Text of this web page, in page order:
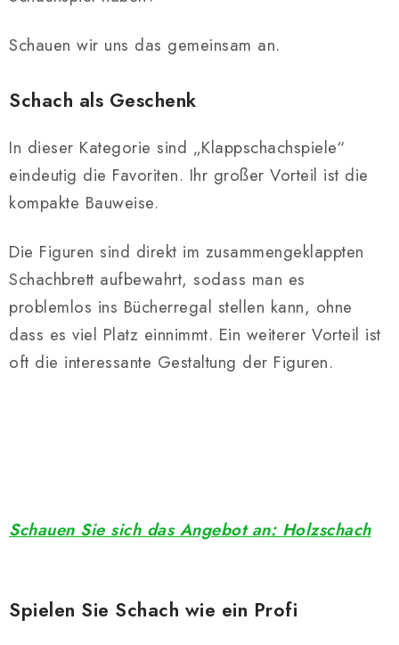
Schauen wir uns das gemeinsam an.
Schach als Geschenk
In dieser Kategorie sind „Klappschachspiele“
eindeutig die Favoriten. Ihr großer Vorteil ist die
kompakte Bauweise.
Die Figuren sind direkt im zusammengeklappten
Schachbrett aufbewahrt, sodass man es
problemlos ins Bücherregal stellen kann, ohne
dass es viel Platz einnimmt. Ein weiterer Vorteil ist
oft die interessante Gestaltung der Figuren.
Schauen Sie sich das Angebot an: Holzschach
Spielen Sie Schach wie ein Profi